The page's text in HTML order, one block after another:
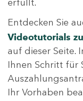
erfüllt.
Entdecken Sie
Videotutorials
auf dieser Seite.
Ihnen Schritt für
Ihr Vorhaben